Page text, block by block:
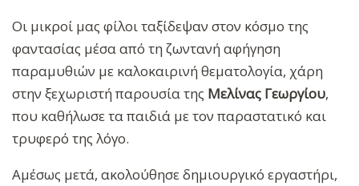
Οι μικροί μας φίλοι ταξίδεψαν στον κόσμο της
φαντασίας μέσα από τη ζωντανή αφήγηση
παραμυθιών με καλοκαιρινή θεματολογία, χάρη
στην ξεχωριστή παρουσία της Μελίνας Γεωργίου,
που καθήλωσε τα παιδιά με τον παραστατικό και
τρυφερό της λόγο.
Αμέσως μετά, ακολούθησε δημιουργικό εργαστήρι,